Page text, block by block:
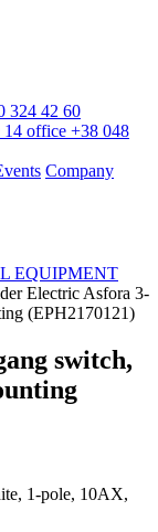
324 42 60
14 office +38 048
Company
EQUIPMENT
Electric Asfora 3-
(EPH2170121)
switch,